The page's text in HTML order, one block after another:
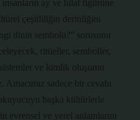
ay ve hilal figürüne
çeşitliliğin derinliğini
dinin sembolü?” sorusunu
ritüeller, semboller,
ve kimlik oluşumu
sadece bir cevabı
başka kültürlerle
evrensel ve yerel anlamlarını